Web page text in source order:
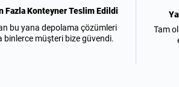
Fazla Konteyner Teslim Edildi
bu yana depolama çözümleri
binlerce müşteri bize güvendi.
Tam